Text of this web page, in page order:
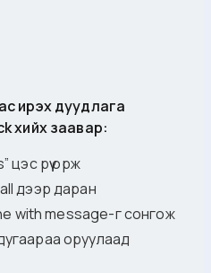
ирэх дуудлага
хийх заавар:
цэс рүү орж
дээр даран
with message-г сонгож
оруулаад